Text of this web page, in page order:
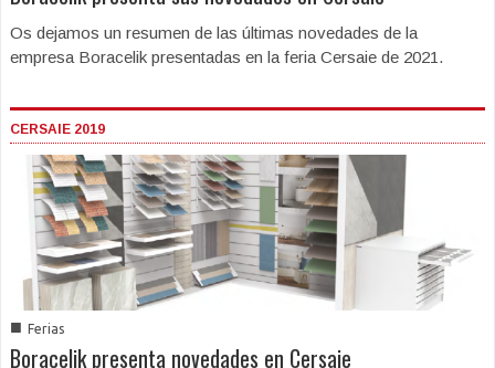
Os dejamos un resumen de las últimas novedades de la
empresa Boracelik presentadas en la feria Cersaie de 2021.
CERSAIE 2019
■ Ferias
Boracelik presenta novedades en Cersaie